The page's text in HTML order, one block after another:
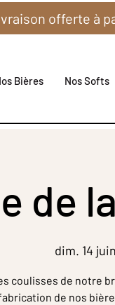
Bières Nos Softs
de
dim. 14 juin
coulisses de notre
de nos